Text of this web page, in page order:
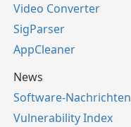
Video Converter
SigParser
AppCleaner
News
Software-Nachrichten
Vulnerability Index